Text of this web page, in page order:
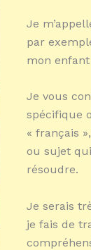
Je
par
mon enfant
Je vous
spécifique
« français
ou sujet
résoudre.
Je serais
je fais de